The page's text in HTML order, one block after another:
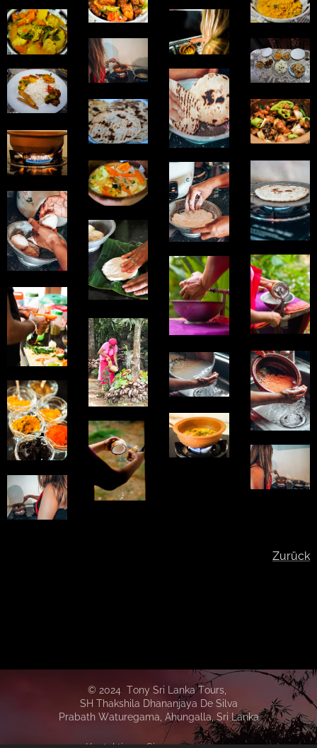
Zurück
© 2024 Tony Sri Lanka Tours,
SH Thakshila Dhananjaya De Silva
Prabath Waturegama, Ahungalla, Sri Lanka